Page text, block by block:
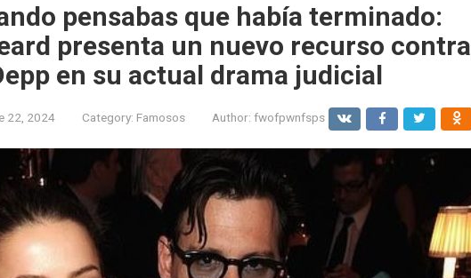
pensabas que había terminado:
presenta un nuevo recurso contra
en su actual drama judicial
22, 2024 Category: Famosos Author: fwofpwnfsps